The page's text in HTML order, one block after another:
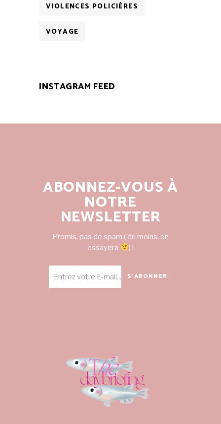
VIOLENCES POLICIÈRES
VOYAGE
INSTAGRAM FEED
ABONNEZ-VOUS À
NOTRE
NEWSLETTER
Promis, pas de spam ( du moins, on
essayera
) !
S'ABONNER